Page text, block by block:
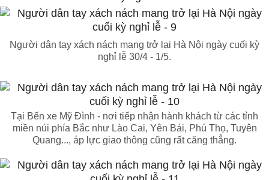
Người dân tay xách nách mang trở lại Hà Nội ngày cuối kỳ
nghỉ lễ 30/4 - 1/5.
Tại Bến xe Mỹ Đình - nơi tiếp nhận hành khách từ các tỉnh
miền núi phía Bắc như Lào Cai, Yên Bái, Phú Thọ, Tuyên
Quang..., áp lực giao thông cũng rất căng thẳng.